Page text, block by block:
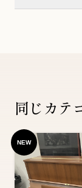
同じカテ
NEW